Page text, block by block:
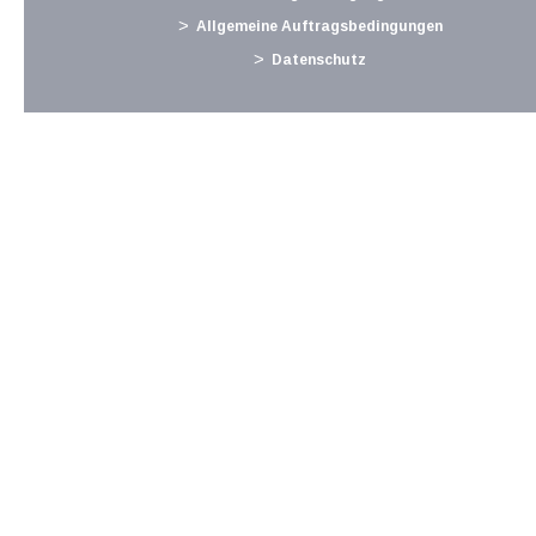
empfehlen drucken
Allgemeine Auftragsbedingungen
Datenschutz